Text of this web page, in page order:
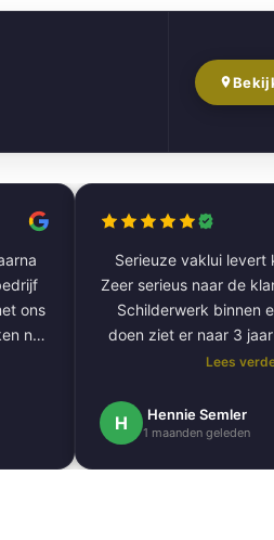
ons
na.
Serieuze vaklui levert
Zeer serieus naar de
Schilderwerk binnen
doen ziet er naar 3
als
Lees
H Hennie Semler
1 maanden geleden